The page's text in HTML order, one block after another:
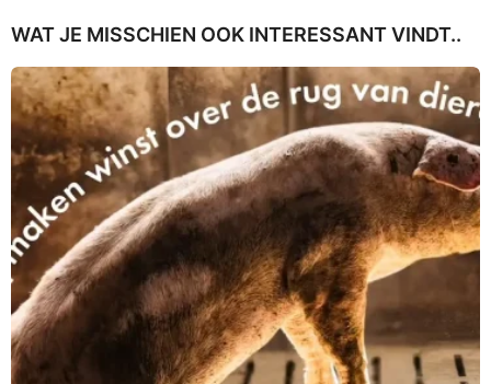
WAT JE MISSCHIEN OOK INTERESSANT VINDT..